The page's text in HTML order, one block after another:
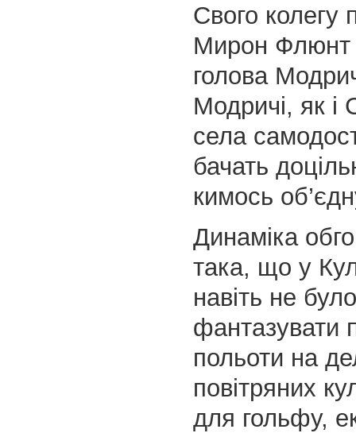
Свого колегу
Мирон Флюнт
голова
Модричі, як і
села
бачать
кимось
Динаміка
така, що у
навіть не
фантазувати
польоти на
повітряних
для гольфу,